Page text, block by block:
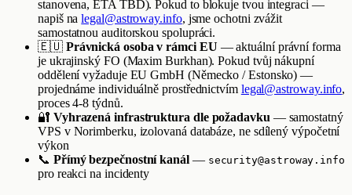
stanovena, ETA TBD). Pokud to blokuje tvou integraci —
napiš nalegal@astroway.info, jsme ochotni zvážit
samostatnou auditorskou spolupráci.
🇪🇺 Právnická osoba v rámci EU — aktuální právní forma
je ukrajinský FO (Maxim Burkhan). Pokud tvůj nákupní
oddělení vyžaduje EU GmbH (Německo / Estonsko) —
projednáme individuálně prostřednictvím legal@astroway.info,
proces 4-8 týdnů.
🔐 Vyhrazená infrastruktura dle požadavku — samostatný
VPS v Norimberku, izolovaná databáze, ne sdílený výpočetní
výkon
📞 Přímý bezpečnostní kanál— security@astroway.info
pro reakci na incidenty